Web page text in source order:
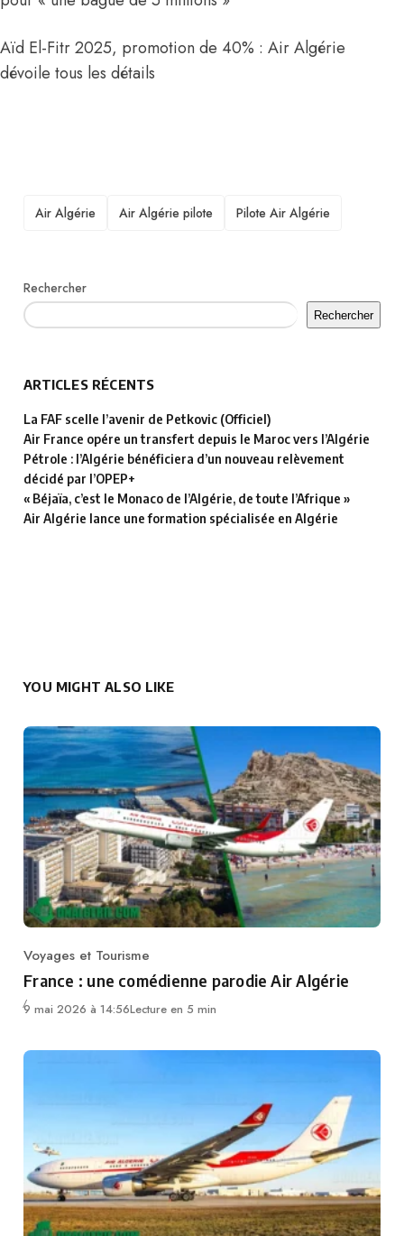
Aïd El-Fitr 2025, promotion de 40% : Air Algérie
dévoile tous les détails
TAGS
Air Algérie Air Algérie pilote Pilote Air Algérie
Rechercher
Rechercher
ARTICLES RÉCENTS
La FAF scelle l’avenir de Petkovic (Officiel)
Air France opére un transfert depuis le Maroc vers l’Algérie
Pétrole : l’Algérie bénéficiera d’un nouveau relèvement
décidé par l’OPEP+
« Béjaïa, c’est le Monaco de l’Algérie, de toute l’Afrique »
Air Algérie lance une formation spécialisée en Algérie
YOU MIGHT ALSO LIKE
Category
Voyages et Tourisme
France : une comédienne parodie Air Algérie
9 mai 2026 à 14:56Lecture en 5 min